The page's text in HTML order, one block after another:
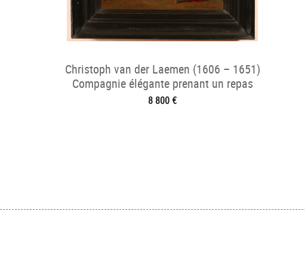
Christoph van der Laemen (1606 – 1651)
Compagnie élégante prenant un repas
8 800 €